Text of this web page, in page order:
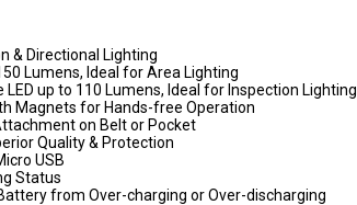
& Directional Lighting
Lumens, Ideal for Area Lighting
up to 110 Lumens, Ideal for Inspection Lighting
Magnets for Hands-free Operation
on Belt or Pocket
Quality & Protection
USB
Status
from Over-charging or Over-discharging